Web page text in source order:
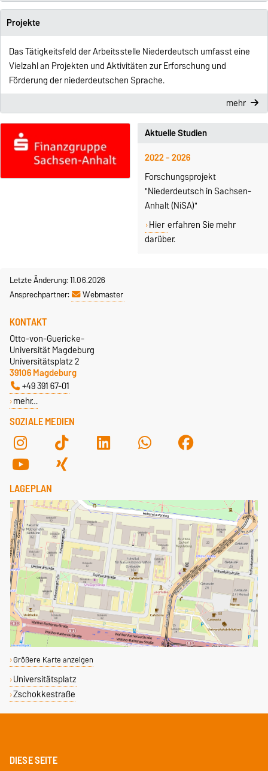
Projekte
Das Tätigkeitsfeld der Arbeitsstelle Niederdeutsch umfasst eine
Vielzahl an Projekten und Aktivitäten zur Erforschung und
Förderung der niederdeutschen Sprache.
mehr
Aktuelle Studien
2022 - 2026
Forschungsprojekt
"Niederdeutsch in Sachsen-
Anhalt (NiSA)"
Hier erfahren Sie mehr
darüber.
Letzte Änderung: 11.06.2026
Ansprechpartner:
Webmaster
SOZIALE MEDIEN
KONTAKT
Otto-von-Guericke-
Universität Magdeburg
Universitätsplatz 2
39106 Magdeburg
+49 391 67-01
mehr…
LAGEPLAN
Größere Karte anzeigen
Universitätsplatz
Zschokkestraße
DIESE SEITE